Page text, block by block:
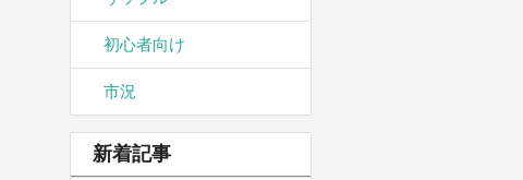
初心者向け
市況
新着記事